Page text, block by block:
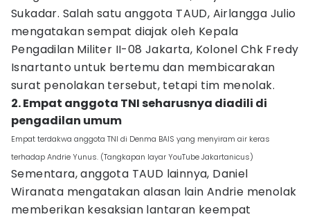
Sukadar. Salah satu anggota TAUD, Airlangga Julio
mengatakan sempat diajak oleh Kepala
Pengadilan Militer II-08 Jakarta, Kolonel Chk Fredy
Isnartanto untuk bertemu dan membicarakan
surat penolakan tersebut, tetapi tim menolak.
2. Empat anggota TNI seharusnya diadili di
pengadilan umum
Empat terdakwa anggota TNI di Denma BAIS yang menyiram air keras
terhadap Andrie Yunus. (Tangkapan layar YouTube Jakartanicus)
Sementara, anggota TAUD lainnya, Daniel
Wiranata mengatakan alasan lain Andrie menolak
memberikan kesaksian lantaran keempat